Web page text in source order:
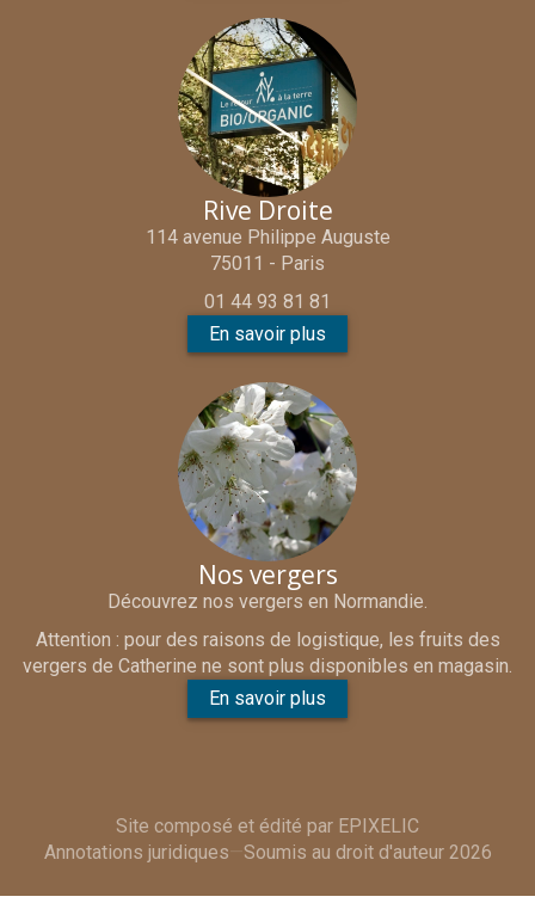
Rive Droite
114 avenue Philippe Auguste
75011 - Paris
01 44 93 81 81
En savoir plus
Nos vergers
Découvrez nos vergers en Normandie.
Attention : pour des raisons de logistique, les fruits des
vergers de Catherine ne sont plus disponibles en magasin.
En savoir plus
Site composé et édité par EPIXELIC
—
Annotations juridiques Soumis au droit d'auteur 2026